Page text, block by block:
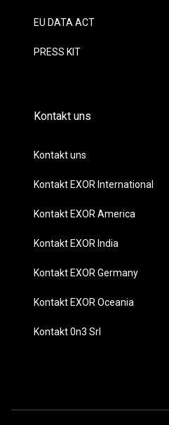
EU DATA ACT
PRESS KIT
Kontakt uns
Kontakt uns
Kontakt EXOR International
Kontakt EXOR America
Kontakt EXOR India
Kontakt EXOR Germany
Kontakt EXOR Oceania
Kontakt 0n3 Srl